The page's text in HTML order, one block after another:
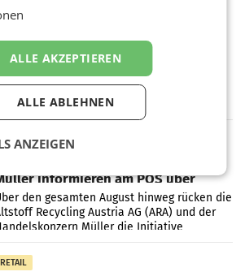
MARKETING & MEDIA
spart und macht
überraschend viel Gewinn
UNTERFÖHRING/MAILAND/AMSTERDAM. Der
ProSiebenSat.1 hat im
Frühjahr dank Kostensenkungen operativ
wieder Gewinn gemacht und die
RETAIL
informieren am POS über
den gesamten August hinweg rücken die
Recycling Austria AG (ARA) und der
Müller die Initiative
Helden“ in allen österreichischen
Filialen
RETAIL
ALLE AKZEPTIEREN
ALLE ABLEHNEN
ANZEIGEN